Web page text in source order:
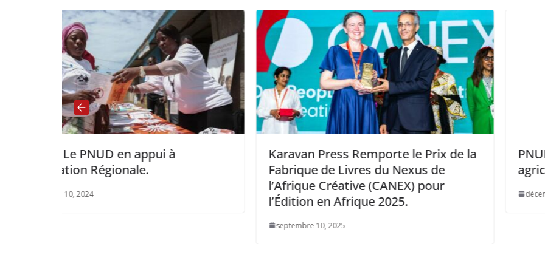
Karavan Press Remporte le Prix de la
Fabrique de Livres du Nexus de
l’Afrique Créative (CANEX) pour
PNUD: Construire pour une
agriculture durable au Gabon
décembre 19, 2024